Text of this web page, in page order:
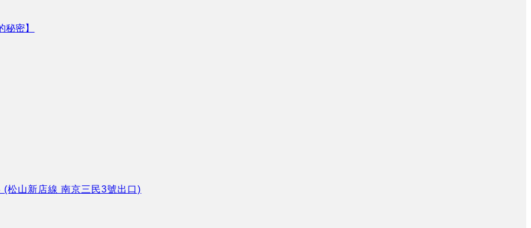
密】
松山新店線 南京三民3號出口)